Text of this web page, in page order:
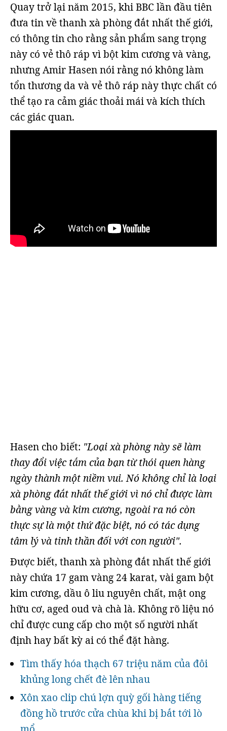
Quay trở lại năm 2015, khi BBC lần đầu tiên
đưa tin về thanh xà phòng đắt nhất thế giới,
có thông tin cho rằng sản phẩm sang trọng
này có vẻ thô ráp vì bột kim cương và vàng,
nhưng Amir Hasen nói rằng nó không làm
tổn thương da và vẻ thô ráp này thực chất có
thể tạo ra cảm giác thoải mái và kích thích
các giác quan.
Hasen cho biết: "Loại xà phòng này sẽ làm
thay đổi việc tắm của bạn từ thói quen hàng
ngày thành một niềm vui. Nó không chỉ là loại
xà phòng đắt nhất thế giới vì nó chỉ được làm
bằng vàng và kim cương, ngoài ra nó còn
thực sự là một thứ đặc biệt, nó có tác dụng
tâm lý và tinh thần đối với con người".
Được biết, thanh xà phòng đắt nhất thế giới
này chứa 17 gam vàng 24 karat, vài gam bột
kim cương, dầu ô liu nguyên chất, mật ong
hữu cơ, aged oud và chà là. Không rõ liệu nó
chỉ được cung cấp cho một số người nhất
định hay bất kỳ ai có thể đặt hàng.
Tìm thấy hóa thạch 67 triệu năm của đôi
khủng long chết đè lên nhau
Xôn xao clip chú lợn quỳ gối hàng tiếng
đồng hồ trước cửa chùa khi bị bắt tới lò